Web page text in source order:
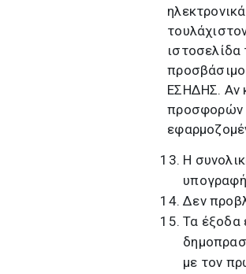
προσβάσιμο
ΕΣΗΔΗΣ. Αν
προσφορών
Η
Δεν
Τα έξοδα
με τον